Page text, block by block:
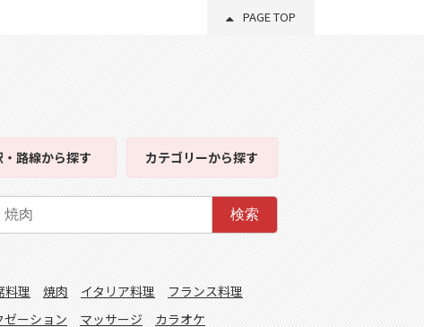
PAGE TOP
・路線から探す カテゴリーから探す
検索
料理 焼肉 イタリア料理
フランス料理
ゼーション マッサージ カラオケ